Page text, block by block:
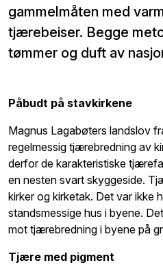
gammelmåten med
tjærebeiser. Begge
tømmer og duft av
Påbudt på stavkirkene
Magnus Lagabøters landslov
regelmessig tjærebredning av
derfor de karakteristiske
en nesten svart skyggeside.
kirker og kirketak. Det var ikke
standsmessige hus i byene.
mot tjærebredning i byene på
Tjære med pigment